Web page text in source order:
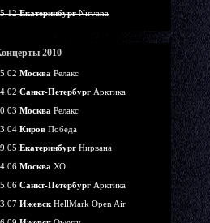
ЕкатеринбургNirvana
2010
Москва Релакс
Санкт-Петербург Арктика
Москва Релакс
Киров Победа
Екатеринбург Нирвана
Москва ХО
Санкт-Петербург Арктика
Ижевск HellMark Open Air